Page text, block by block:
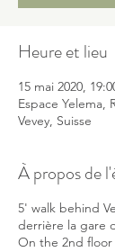
Heure et lieu
15 mai 2020,
Espace Yelema,
Vevey, Suisse
À propos de
5' walk behind
derrière la gare
On the 2nd